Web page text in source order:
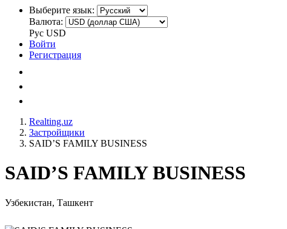
Выберите язык:
Валюта:
Рус USD
Войти
Регистрация
Realting.uz
Застройщики
SAID’S FAMILY BUSINESS
SAID’S FAMILY BUSINESS
Узбекистан, Ташкент